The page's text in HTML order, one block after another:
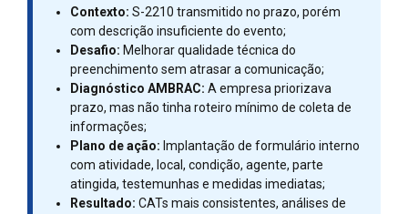
Contexto: S-2210 transmitido no prazo, porém
com descrição insuficiente do evento;
Desafio: Melhorar qualidade técnica do
preenchimento sem atrasar a comunicação;
Diagnóstico AMBRAC: A empresa priorizava
prazo, mas não tinha roteiro mínimo de coleta de
informações;
Plano de ação: Implantação de formulário interno
com atividade, local, condição, agente, parte
atingida, testemunhas e medidas imediatas;
Resultado: CATs mais consistentes, análises de